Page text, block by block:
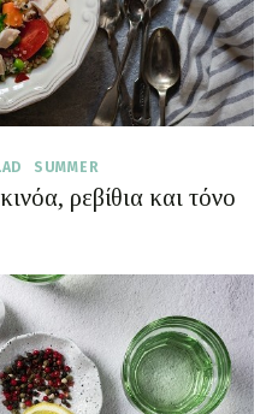
SUMMER
ρεβίθια και τόνο